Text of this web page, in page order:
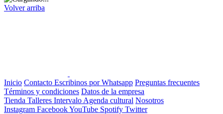
Volver arriba
Inicio Contacto Escribinos por Whatsapp Preguntas frecuentes
Términos y condiciones Datos de la empresa
Tienda Talleres Intervalo Agenda cultural Nosotros
Instagram FacebookYouTube Spotify Twitter